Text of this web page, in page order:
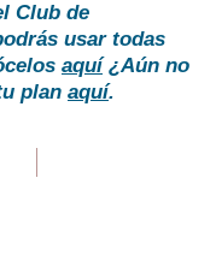
Club de
usar todas
aquí¿Aún no
plan aquí.